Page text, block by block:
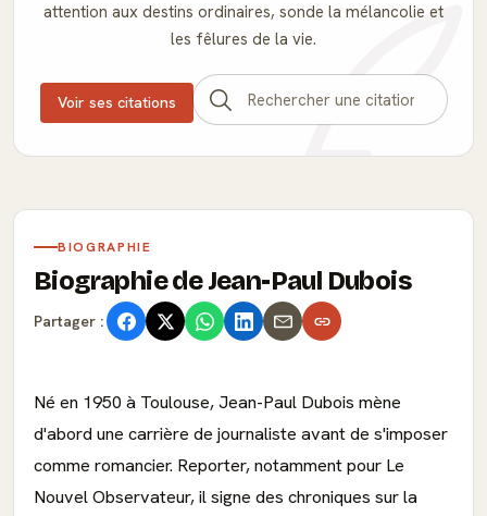
attention aux destins ordinaires, sonde la mélancolie et
les fêlures de la vie.
Voir ses citations
BIOGRAPHIE
Biographie de Jean-Paul Dubois
Partager :
Né en 1950 à Toulouse, Jean-Paul Dubois mène
d'abord une carrière de journaliste avant de s'imposer
comme romancier. Reporter, notamment pour Le
Nouvel Observateur, il signe des chroniques sur la